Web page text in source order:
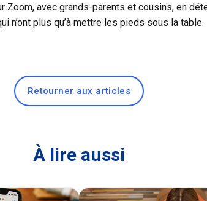
avec grands-parents et cousins, en
n’ont plus qu’à mettre les pieds sous la table.
Retourner aux articles
À lire aussi